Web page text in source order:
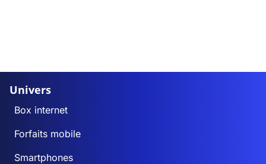
Univers
Box internet
Forfaits mobile
Smartphones